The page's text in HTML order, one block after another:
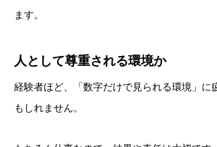
ます。
人として尊重される環境か
経験者ほど、「数字だけで見られる環境」に
もしれません。